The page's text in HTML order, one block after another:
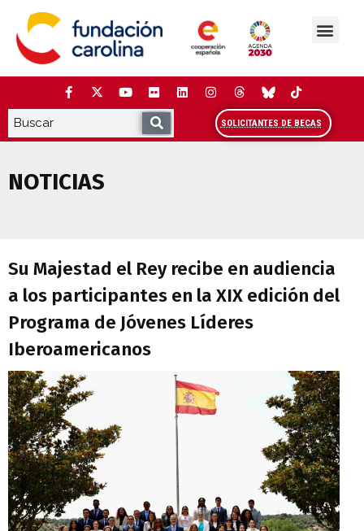
contenido
SOLICITANTES DE BECAS
NOTICIAS
Su Majestad el Rey recibe en audiencia
a los participantes en la XIX edición del
Programa de Jóvenes Líderes
Iberoamericanos